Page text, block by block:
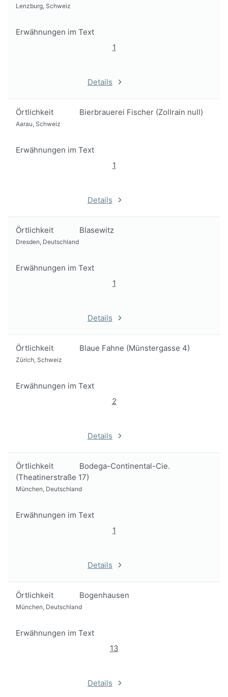
Lenzburg, Schweiz
Erwähnungen im Text
1
Details
Örtlichkeit Bierbrauerei Fischer (Zollrain null)
Aarau, Schweiz
Erwähnungen im Text
1
Details
Örtlichkeit Blasewitz
Dresden, Deutschland
Erwähnungen im Text
1
Details
Örtlichkeit Blaue Fahne (Münstergasse 4)
Zürich, Schweiz
Erwähnungen im Text
2
Details
Örtlichkeit
Bodega-Continental-Cie.
(Theatinerstraße 17)
München, Deutschland
Erwähnungen im Text
1
Details
Örtlichkeit Bogenhausen
München, Deutschland
Erwähnungen im Text
13
Details